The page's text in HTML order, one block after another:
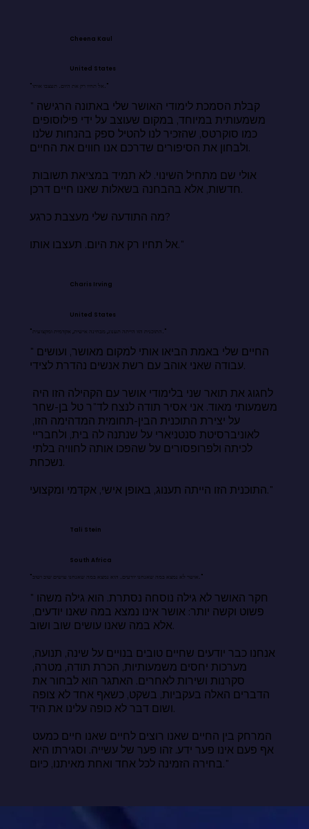
Cheena Kaul
United States
"אל תחיו רק את היום. תעצבו אותו."
"קבלת הסמכת לימודי האושר שלי באתונה הרגישה
ולבחון את הסיפורים שדרכם אנו חווים את החיים.
אולי שם מתחיל השינוי. לא תמיד במציאת תשובות
חדשות, אלא בהבחנה בשאלות שאנו חיים דרכן.
מה התודעה שלי מעצבת כרגע?
אל תחיו רק את היום. תעצבו אותו."
Charis Irving
United States
"התוכנית הזו הייתה תענוג, מבחינה אישית, אקדמית ומקצועית."
"החיים שלי באמת הביאו אותי למקום מאושר, ועושים
עבודה שאני אוהב עם רשת אנשים נהדרת לצידי.
משמעותי מאוד. אני אסיר תודה לנצח לד"ר טל בן-שחר
נשכחת.
התוכנית הזו הייתה תענוג, באופן אישי, אקדמי ומקצועי."
Tali Stein
South Africa
"אושר לא נמצא במה שאנחנו יודעים. הוא נמצא במה שאנחנו עושים שוב ושוב."
"חקר האושר לא גילה נוסחה נסתרת. הוא גילה משהו
אלא במה שאנו עושים שוב ושוב.
ושום דבר לא כופה עלינו את היד.
בחירה הזמינה לכל אחד ואחת מאיתנו, כיום."